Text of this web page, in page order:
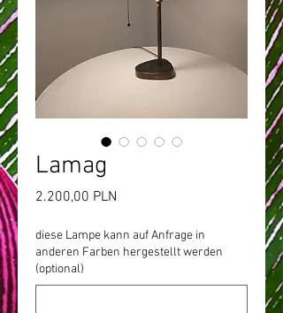
Lamag
2.200,00 PLN
diese Lampe kann auf Anfrage in
anderen Farben hergestellt werden
(optional)